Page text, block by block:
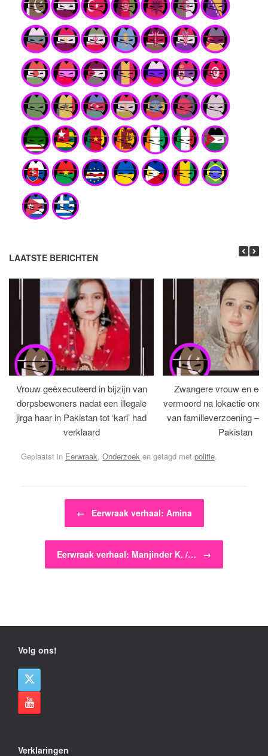
LAATSTE BERICHTEN
Vrouw geëxecuteerd in bijzijn van
dorpsbewoners nadat een illegale
jirga haar in Pakistan tot ‘kari’ had
verklaard
Zwangere vrouw en
vermoord na lokactie
van familieverzoening –
Pakistan
Geplaatst in Eerwraak, Onderzoek en getagd met politie.
Bericht navigatie
← Eerwraak verhaal: Amina
Eerwraak verhaal: Manjinder K. /… →
Volg ons!
Verklaringen